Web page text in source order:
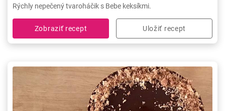
Rýchly nepečený tvaroháčik s Bebe keksíkmi.
Zobraziť recept Uložiť recept